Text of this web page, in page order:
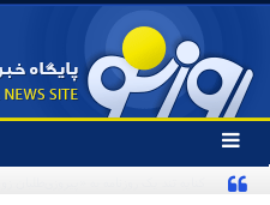
تغییر
وضعیت
منوی